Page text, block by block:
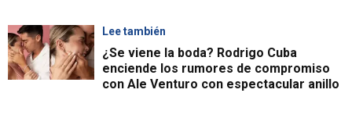
Lee también
¿Se viene la boda? Rodrigo Cuba
enciende los rumores de compromiso
con Ale Venturo con espectacular anillo